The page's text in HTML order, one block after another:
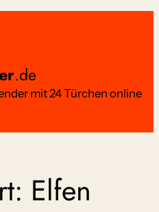
.de
mit 24 Türchen online
Elfen